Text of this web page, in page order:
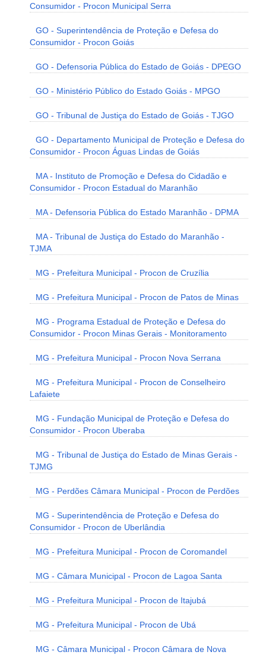
Consumidor - Procon Municipal Serra
GO - Superintendência de Proteção e Defesa do
Consumidor - Procon Goiás
GO - Defensoria Pública do Estado de Goiás - DPEGO
GO - Ministério Público do Estado Goiás - MPGO
GO - Tribunal de Justiça do Estado de Goiás - TJGO
GO - Departamento Municipal de Proteção e Defesa do
Consumidor - Procon Águas Lindas de Goiás
MA - Instituto de Promoção e Defesa do Cidadão e
Consumidor - Procon Estadual do Maranhão
MA - Defensoria Pública do Estado Maranhão - DPMA
MA - Tribunal de Justiça do Estado do Maranhão -
TJMA
MG - Prefeitura Municipal - Procon de Cruzília
MG - Prefeitura Municipal - Procon de Patos de Minas
MG - Programa Estadual de Proteção e Defesa do
Consumidor - Procon Minas Gerais - Monitoramento
MG - Prefeitura Municipal - Procon Nova Serrana
MG - Prefeitura Municipal - Procon de Conselheiro
Lafaiete
MG - Fundação Municipal de Proteção e Defesa do
Consumidor - Procon Uberaba
MG - Tribunal de Justiça do Estado de Minas Gerais -
TJMG
MG - Perdões Câmara Municipal - Procon de Perdões
MG - Superintendência de Proteção e Defesa do
Consumidor - Procon de Uberlândia
MG - Prefeitura Municipal - Procon de Coromandel
MG - Câmara Municipal - Procon de Lagoa Santa
MG - Prefeitura Municipal - Procon de Itajubá
MG - Prefeitura Municipal - Procon de Ubá
MG - Câmara Municipal - Procon Câmara de Nova